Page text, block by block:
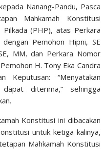
Nanang-Pandu, Pasca
Mahkamah Konstitusi
(PHP), atas Perkara
Pemohon Hipni, SE
MM, dan Perkara Nomor
H. Tony Eka Candra
“Menyatakan
diterima,” sehingga
Konstitusi ini dibacakan
untuk ketiga kalinya,
Mahkamah Konstitusi